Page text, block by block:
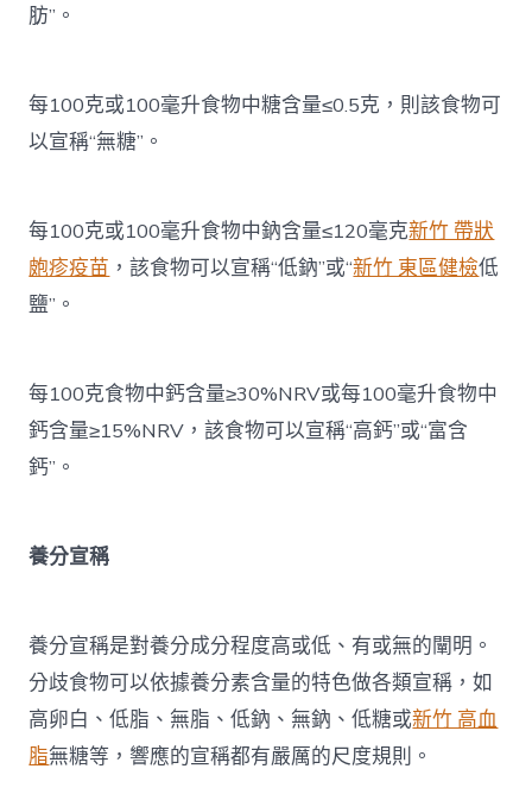
肪”。
每100克或100毫升食物中糖含量≤0.5克，則該食物可
以宣稱“無糖”。
每100克或100毫升食物中鈉含量≤120毫克新竹 帶狀
皰疹疫苗 ，該食物可以宣稱“低鈉”或“新竹 東區健檢低
鹽”。
每100克食物中鈣含量≥30%NRV或每100毫升食物中
鈣含量≥15%NRV，該食物可以宣稱“高鈣”或“富含
鈣”。
養分宣稱
養分宣稱是對養分成分程度高或低、有或無的闡明。
分歧食物可以依據養分素含量的特色做各類宣稱，如
高卵白、低脂、無脂、低鈉、無鈉、低糖或新竹 高血
脂無糖等，響應的宣稱都有嚴厲的尺度規則。